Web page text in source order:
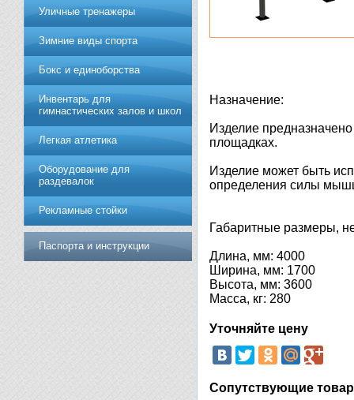
Назначение:
Изделие
площадках.
Изделие может быть
определения силы
Габаритные размеры,
Длина, мм: 4000
Ширина, мм: 1700
Высота, мм: 3600
Масса, кг: 280
Уточняйте цену
Сопутствующие
Уличные тренажеры
Зимние виды спорта
Бокс и единоборства
Инвентарь для
гимнастических залов и школ
Легкая атлетика
Оборудование для
раздевалок
Рекламные стойки
Паспорта и инструкции